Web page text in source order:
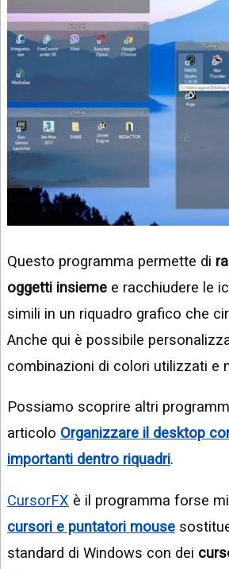
Questo programma permette di
oggetti insieme e racchiudere le
simili in un riquadro grafico che
Anche qui è possibile
combinazioni di colori utilizzati e
Possiamo scoprire altri
articolo Organizzare il desktop
importanti dentro riquadri.
CursorFX è il programma forse
cursori e puntatori mouse
standard di Windows con dei